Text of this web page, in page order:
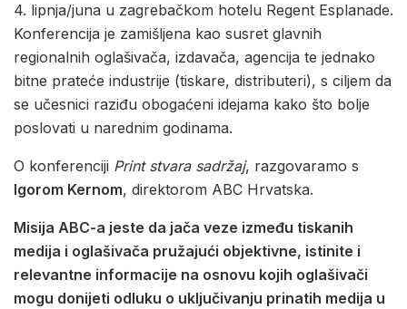
4. lipnja/juna u zagrebačkom hotelu Regent Esplanade.
Konferencija je zamišljena kao susret glavnih
regionalnih oglašivača, izdavača, agencija te jednako
bitne prateće industrije (tiskare, distributeri), s ciljem da
se učesnici raziđu obogaćeni idejama kako što bolje
poslovati u narednim godinama.
O konferenciji Print stvara sadržaj, razgovaramo s
Igorom Kernom, direktorom ABC Hrvatska.
Misija ABC-a jeste da jača veze između tiskanih
medija i oglašivača pružajući objektivne, istinite i
relevantne informacije na osnovu kojih oglašivači
mogu donijeti odluku o uključivanju prinatih medija u